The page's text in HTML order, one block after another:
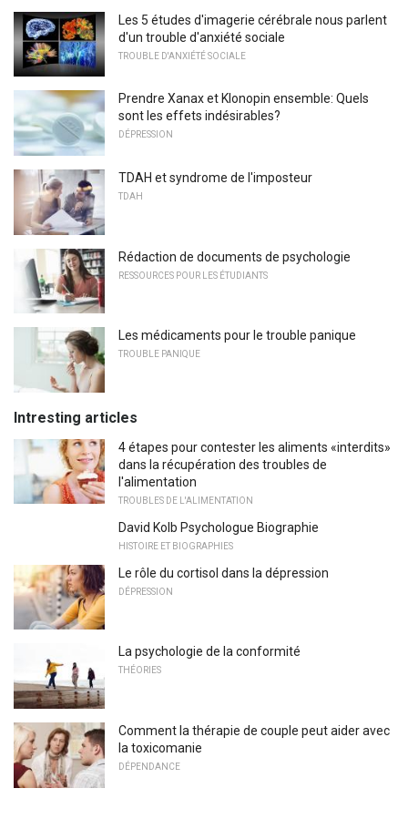
Les 5 études d'imagerie cérébrale nous parlent
d'un trouble d'anxiété sociale
TROUBLE D'ANXIÉTÉ SOCIALE
Prendre Xanax et Klonopin ensemble: Quels
sont les effets indésirables?
DÉPRESSION
TDAH et syndrome de l'imposteur
TDAH
Rédaction de documents de psychologie
RESSOURCES POUR LES ÉTUDIANTS
Les médicaments pour le trouble panique
TROUBLE PANIQUE
Intresting articles
4 étapes pour contester les aliments «interdits»
dans la récupération des troubles de
l'alimentation
TROUBLES DE L'ALIMENTATION
David Kolb Psychologue Biographie
HISTOIRE ET BIOGRAPHIES
Le rôle du cortisol dans la dépression
DÉPRESSION
La psychologie de la conformité
THÉORIES
Comment la thérapie de couple peut aider avec
la toxicomanie
DÉPENDANCE